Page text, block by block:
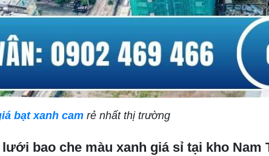
bạt xanh cam rẻ nhất thị trường
bao che màu xanh giá sỉ tại kho Nam